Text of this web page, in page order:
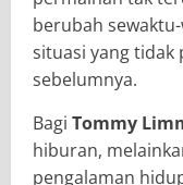
berubah
situasi yang tidak
sebelumnya.
Bagi Tommy
hiburan,
pengalaman